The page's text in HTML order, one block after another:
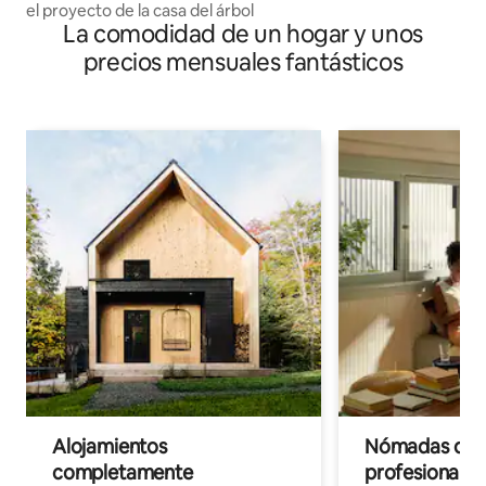
el proyecto de la casa del árbol
La comodidad de un hogar y unos
precios mensuales fantásticos
Alojamientos
completamente
Nómadas